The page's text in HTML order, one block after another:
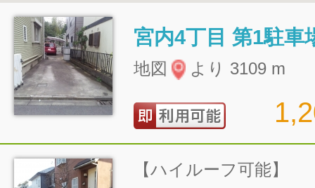
宮内4丁目 第1駐車
地図 より 3109 m
【ハイルーフ可能】